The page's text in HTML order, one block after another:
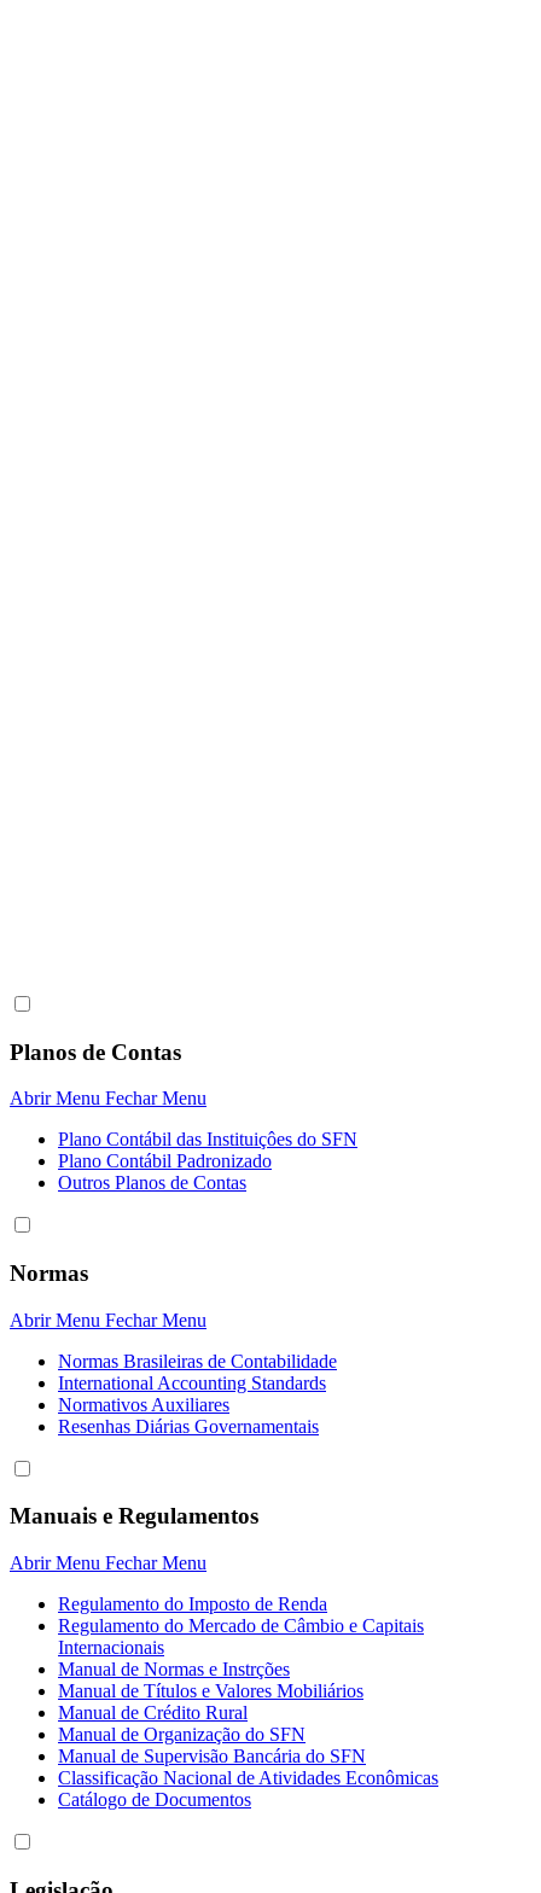
Planos de Contas
Abrir Menu Fechar Menu
Plano Contábil das Instituiçôes do SFN
Plano Contábil Padronizado
Outros Planos de Contas
Normas
Abrir Menu Fechar Menu
Normas Brasileiras de Contabilidade
International Accounting Standards
Normativos Auxiliares
Resenhas Diárias Governamentais
Manuais e Regulamentos
Abrir Menu Fechar Menu
Regulamento do Imposto de Renda
Regulamento do Mercado de Câmbio e Capitais
Internacionais
Manual de Normas e Instrções
Manual de Títulos e Valores Mobiliários
Manual de Crédito Rural
Manual de Organização do SFN
Manual de Supervisão Bancária do SFN
Classificação Nacional de Atividades Econômicas
Catálogo de Documentos